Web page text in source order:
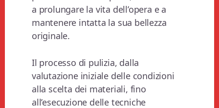
a prolungare la vita dell’opera e a
mantenere intatta la sua bellezza
originale.
Il processo di pulizia, dalla
valutazione iniziale delle condizioni
alla scelta dei materiali, fino
all’esecuzione delle tecniche